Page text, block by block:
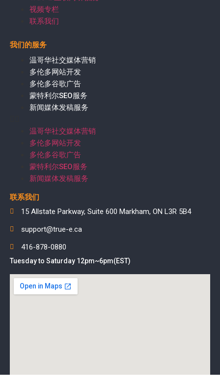
视频专栏
联系我们
我们的服务
温哥华社交媒体营销
多伦多网站开发
多伦多谷歌广告
蒙特利尔SEO服务
新闻媒体发稿服务
温哥华社交媒体营销
多伦多网站开发
多伦多谷歌广告
蒙特利尔SEO服务
新闻媒体发稿服务
联系我们
15 Allstate Parkway, Suite 600 Markham, ON L3R 5B4
support@true-e.ca
416-878-0880
Tuesday to Saturday 12pm~6pm(EST)